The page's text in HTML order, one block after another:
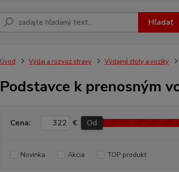
Hľadať
Úvod Výdaj a rozvoz stravy Výdajné stoly a vozíky
Podstavce k prenosným
Cena: € Od
Novinka Akcia TOP produkt